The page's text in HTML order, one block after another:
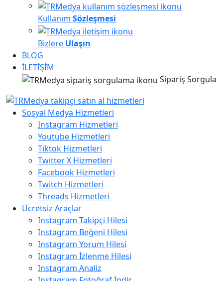
Kullanım Sözleşmesi
Bizlere Ulaşın
BLOG
İLETİŞİM
Sipariş Sorgula
Sosyal Medya Hizmetleri
Instagram Hizmetleri
Youtube Hizmetleri
Tiktok Hizmetleri
Twitter X Hizmetleri
Facebook Hizmetleri
Twitch Hizmetleri
Threads Hizmetleri
Ücretsiz Araçlar
Instagram Takipçi Hilesi
Instagram Beğeni Hilesi
Instagram Yorum Hilesi
Instagram İzlenme Hilesi
Instagram Analiz